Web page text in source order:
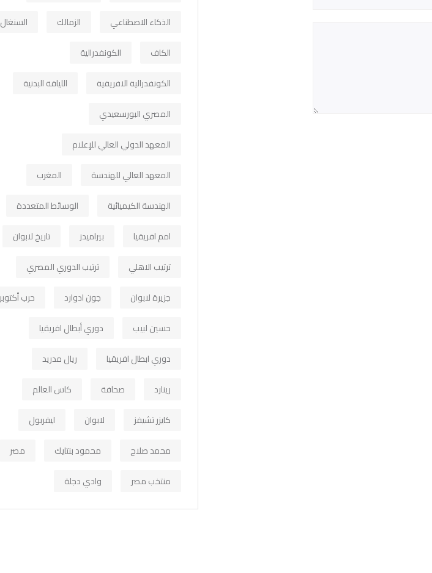
الذكاء الاصطناعي
الزمالك
السنغال
الكاف
الكونفدرالية
الكونفدرالية الافريقية
اللياقة البدنية
المصري البورسعيدي
المعهد الدولي العالي للإعلام
المعهد العالي للهندسة
المغرب
الهندسة الكيميائية
الوسائط المتعددة
امم افريقيا
بيراميدز
تاريخ لابوان
ترتيب الاهلي
ترتيب الدوري المصري
جزيرة لابوان
جون ادوارد
حرب أكتوبر
حسين لبيب
دوري أبطال افريقيا
دوري ابطال افريقيا
ريال مدريد
رينارد
صحافة
كاس العالم
كايزر تشيفز
لابوان
ليفربول
محمد صلاح
محمود بنتايك
مصر
منتخب مصر
وادي دجلة